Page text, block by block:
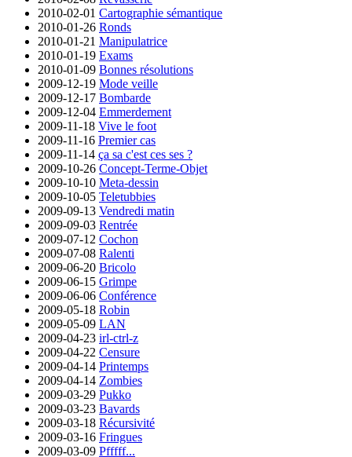
2010-02-01 Cartographie sémantique
2010-01-26 Ronds
2010-01-21 Manipulatrice
2010-01-19 Exams
2010-01-09 Bonnes résolutions
2009-12-19 Mode veille
2009-12-17 Bombarde
2009-12-04 Emmerdement
2009-11-18 Vive le foot
2009-11-16 Premier cas
2009-11-14 ça sa c'est ces ses ?
2009-10-26 Concept-Terme-Objet
2009-10-10 Meta-dessin
2009-10-05 Teletubbies
2009-09-13 Vendredi matin
2009-09-03 Rentrée
2009-07-12 Cochon
2009-07-08 Ralenti
2009-06-20 Bricolo
2009-06-15 Grimpe
2009-06-06 Conférence
2009-05-18 Robin
2009-05-09 LAN
2009-04-23 irl-ctrl-z
2009-04-22 Censure
2009-04-14 Printemps
2009-04-14 Zombies
2009-03-29 Pukko
2009-03-23 Bavards
2009-03-18 Récursivité
2009-03-16 Fringues
2009-03-09 Pfffff...